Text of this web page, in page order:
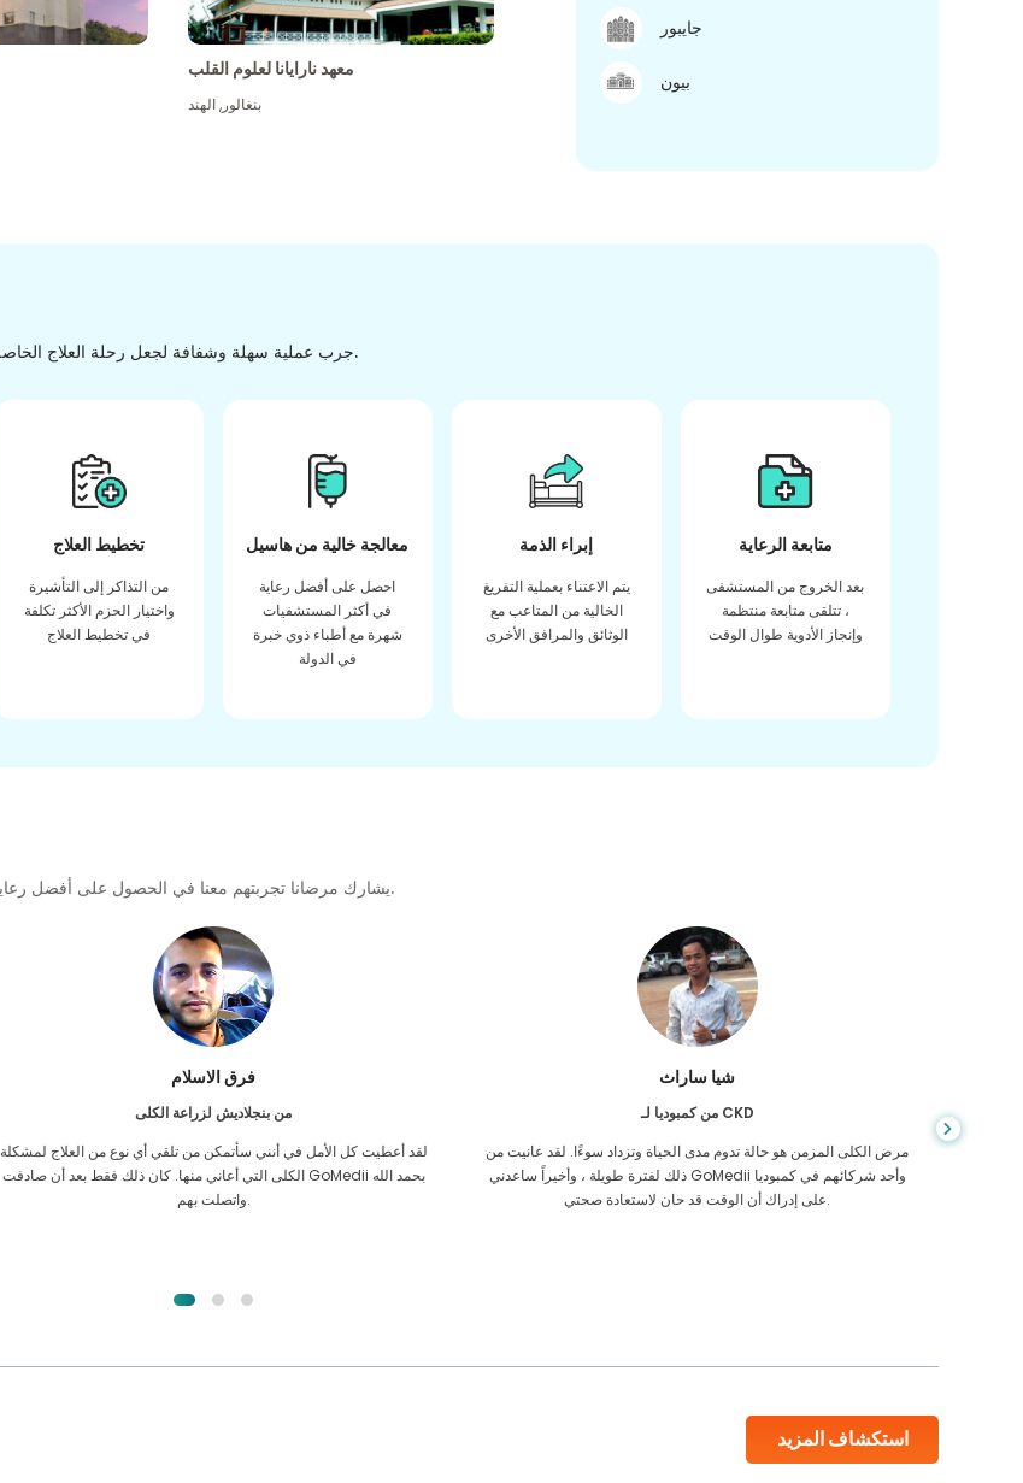
معهد نارايانا لعلوم القلب
بنغالور,الهند
جايبور
بيون
جرب عملية سهلة وشفافة لجعل رحلة العلاج الخاصة بك ناجحة من الاكتشاف إلى التفريغ من خلال عملية سهلة وسلسة.
تخطيط العلاج
من التذاكر إلى التأشيرة
واختيار الحزم الأكثر تكلفة
في تخطيط العلاج
معالجة خالية من هاسيل
احصل على أفضل رعاية
في أكثر المستشفيات
شهرة مع أطباء ذوي خبرة
في الدولة
إبراء الذمة
يتم الاعتناء بعملية التفريغ
الخالية من المتاعب مع
الوثائق والمرافق الأخرى
متابعة الرعاية
بعد الخروج من المستشفى
، تتلقى متابعة منتظمة
وإنجاز الأدوية طوال الوقت
يشارك مرضانا تجربتهم معنا في الحصول على أفضل رعاية صحية عالية الجودة طوال رحلتهم العلاجية لتشكيل رابطة كبيرة للمستقبل.
فرق الاسلام
من بنجلاديش لزراعة الكلى
لقد أعطيت كل الأمل في أنني سأتمكن من تلقي أي نوع من العلاج لمشكلة
الكلى التي أعاني منها. كان ذلك فقط بعد أن صادفت GoMedii بحمد الله
واتصلت بهم.
شيا ساراث
من كمبوديا لـ CKD
مرض الكلى المزمن هو حالة تدوم مدى الحياة وتزداد سوءًا. لقد عانيت من
ذلك لفترة طويلة ، وأخيراً ساعدني GoMedii وأحد شركائهم في كمبوديا
على إدراك أن الوقت قد حان لاستعادة صحتي.
استكشاف المزيد